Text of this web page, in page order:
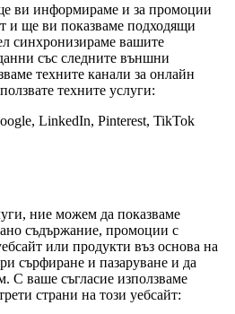
ви информираме и за промоции
и ще ви показваме подходящи
синхронизираме вашите
със следните външни
техните канали за онлайн
техните услуги:
LinkedIn, Pinterest, TikTok
ние можем да показваме
съдържание, промоции с
или продукти въз основа на
сърфиране и пазаруване и да
С ваше съгласие използваме
страни на този уебсайт: